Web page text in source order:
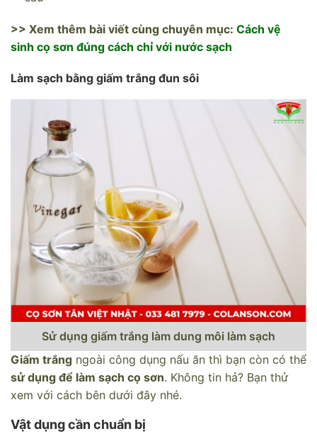
>> Xem thêm bài viết cùng chuyên mục: Cách vệ
sinh cọ sơn đúng cách chỉ với nước sạch
Làm sạch bằng giấm trắng đun sôi
Sử dụng giấm trắng làm dung môi làm sạch
Giấm trắng ngoài công dụng nấu ăn thì bạn còn có thể
sử dụng để làm sạch cọ sơn. Không tin hả? Bạn thử
xem với cách bên dưới đây nhé.
Vật dụng cần chuẩn bị